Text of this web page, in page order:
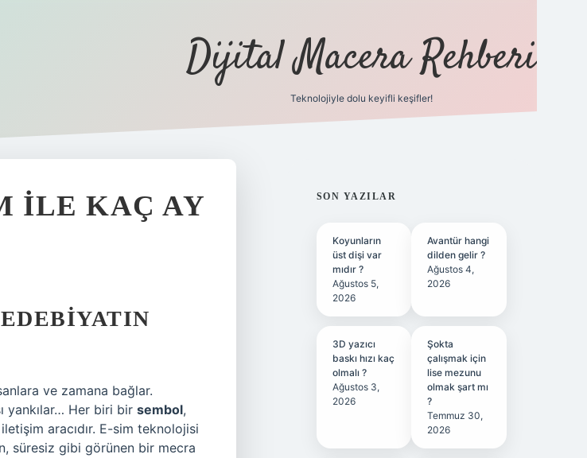
Dijital Macera Rehberi
Teknolojiyle dolu keyifli keşifler!
ILE KAÇ AY
ve zamana bağlar.
yankılar… Her biri bir sembol,
aracıdır. E-sim teknolojisi
süresiz gibi görünen bir mecra
SIDEBAR
SON YAZILAR
Koyunların
üst dişi var
mıdır ?
Ağustos 5,
2026
Avantür hangi
dilden gelir ?
Ağustos 4,
2026
3D yazıcı
baskı hızı kaç
olmalı ?
Ağustos 3,
2026
Şokta
çalışmak için
lise mezunu
olmak şart mı
?
Temmuz 30,
2026